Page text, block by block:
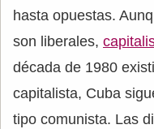
hasta opuestas.
son liberales,
década de 1980
capitalista, Cuba
tipo comunista. Las